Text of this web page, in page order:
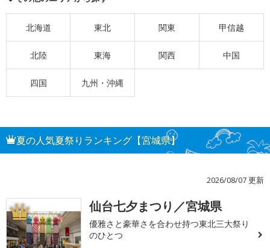
北海道 東北 関東 甲信越
北陸 東海 関西 中国
四国 九州・沖縄
夏の人気夏祭りランキング【宮城県】
2026/08/07 更新
1 仙台七夕まつり／宮城県
優雅さと豪華さを合わせ持つ東北三大祭り
のひとつ